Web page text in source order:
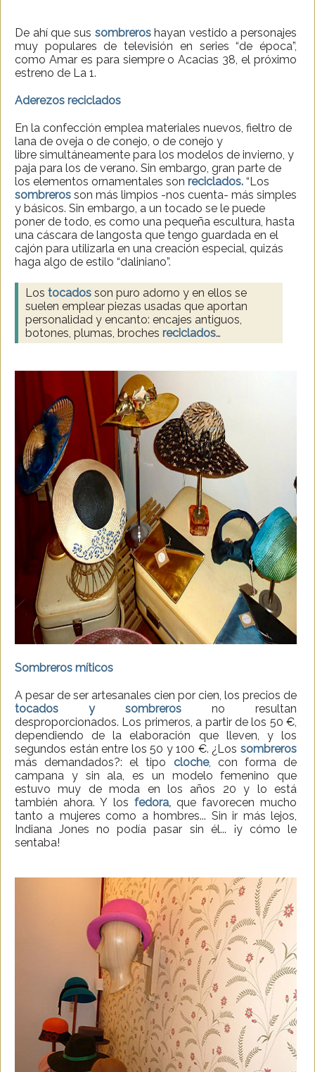
De ahí que sus sombreroshayan vestido a personajes
muy populares de televisión en series “de época”,
como Amar es para siempre o Acacias 38, el próximo
estreno de La 1.
Aderezos reciclados
En la confección emplea materiales nuevos, fieltro de
lana de oveja o de conejo, o de conejo y
libre simultáneamente para los modelos de invierno, y
paja para los de verano. Sin embargo, gran parte de
los elementos ornamentales son reciclados. “Los
sombreros son más limpios -nos cuenta- más simples
y básicos. Sin embargo, a un tocado se le puede
poner de todo, es como una pequeña escultura, hasta
una cáscara de langosta que tengo guardada en el
cajón para utilizarla en una creación especial, quizás
haga algo de estilo “daliniano”.
Los tocados son puro adorno y en ellos se
suelen emplear piezas usadas que aportan
personalidad y encanto: encajes antiguos,
botones, plumas, broches reciclados…
Sombreros míticos
A pesar de ser artesanales cien por cien, los precios de
tocados y sombreros no resultan
desproporcionados. Los primeros, a partir de los 50 €,
dependiendo de la elaboración que lleven, y los
segundos están entre los 50 y 100 €. ¿Los sombreros
más demandados?: el tipo cloche, con forma de
campana y sin ala, es un modelo femenino que
estuvo muy de moda en los años 20 y lo está
también ahora. Y los fedora, que favorecen mucho
tanto a mujeres como a hombres... Sin ir más lejos,
Indiana Jones no podía pasar sin él... ¡y cómo le
sentaba!